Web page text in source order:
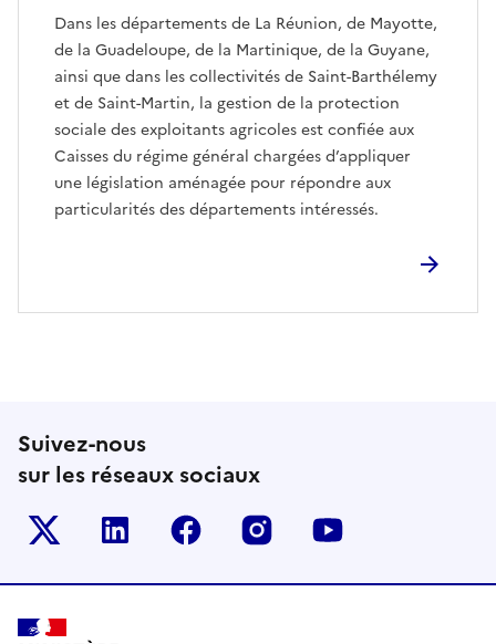
Dans les départements de La Réunion, de Mayotte,
de la Guadeloupe, de la Martinique, de la Guyane,
ainsi que dans les collectivités de Saint-Barthélemy
et de Saint-Martin, la gestion de la protection
sociale des exploitants agricoles est confiée aux
Caisses du régime général chargées d’appliquer
une législation aménagée pour répondre aux
particularités des départements intéressés.
Suivez-nous
sur les réseaux sociaux
Le ministère sur Twitter
Le ministère sur LinkedIn
Le ministère sur Facebook
Le ministère sur